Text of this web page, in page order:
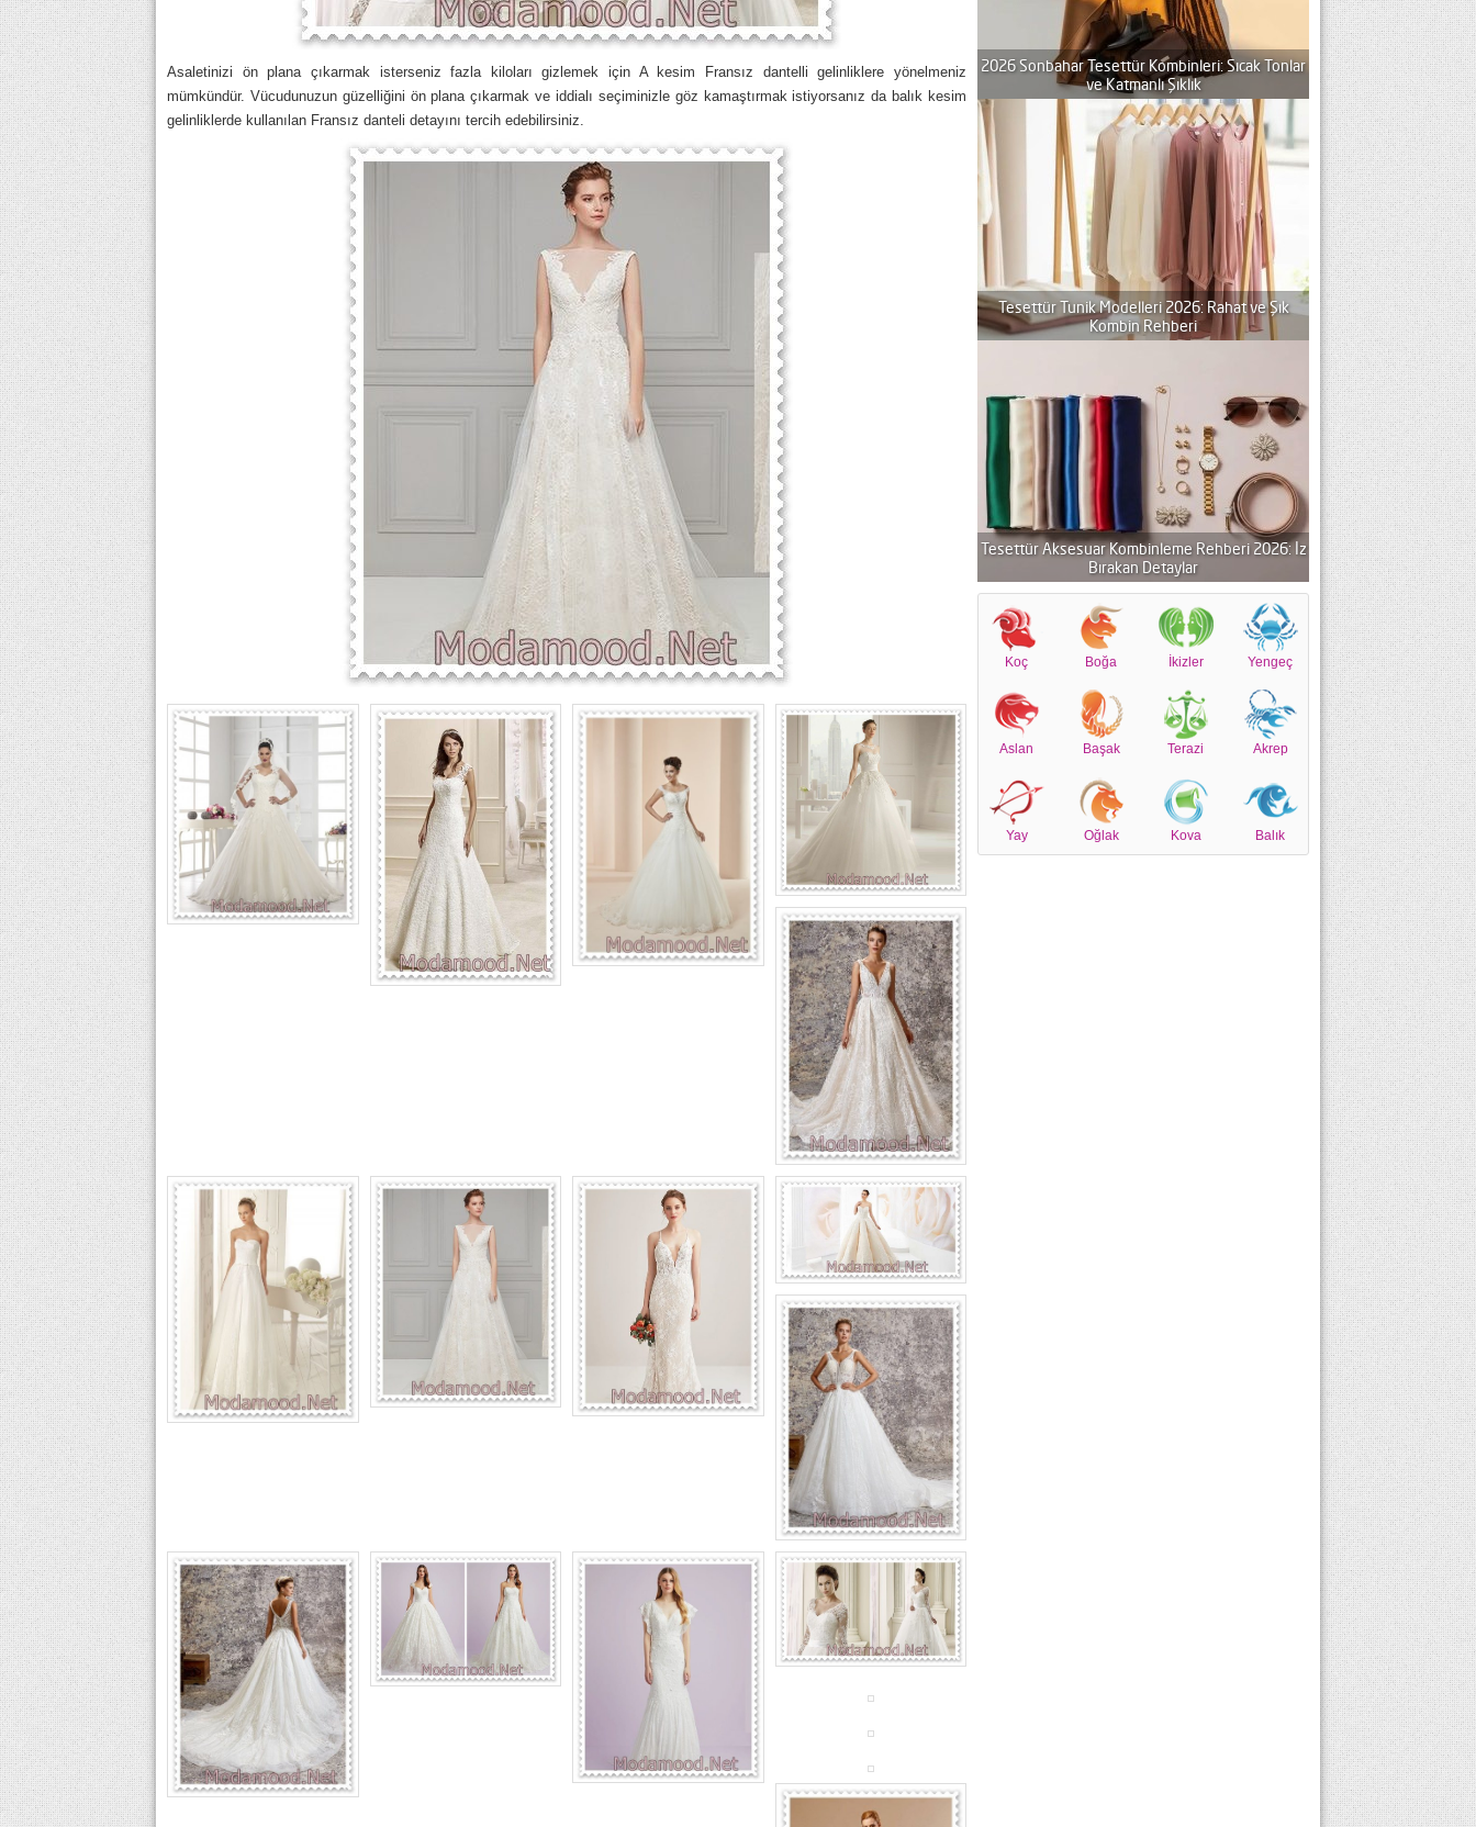
Asaletinizi ön plana çıkarmak isterseniz fazla kiloları gizlemek için A kesim Fransız dantelli gelinliklere yönelmeniz
mümkündür. Vücudunuzun güzelliğini ön plana çıkarmak ve iddialı seçiminizle göz kamaştırmak istiyorsanız da balık kesim
gelinliklerde kullanılan Fransız danteli detayını tercih edebilirsiniz.
2026 Sonbahar Tesettür Kombinleri: Sıcak Tonlar
ve Katmanlı Şıklık
Tesettür Tunik Modelleri 2026: Rahat ve Şık
Kombin Rehberi
Tesettür Aksesuar Kombinleme Rehberi 2026: İz
Bırakan Detaylar
Koç Boğa İkizler Yengeç
Aslan Başak Terazi Akrep
Yay Oğlak Kova Balık